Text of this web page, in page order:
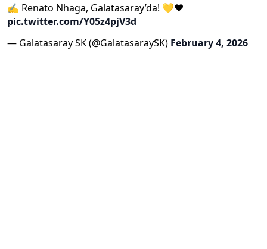
✍️ Renato Nhaga, Galatasaray’da! 💛❤️
pic.twitter.com/Y05z4pjV3d
— Galatasaray SK (@GalatasaraySK) February 4, 2026